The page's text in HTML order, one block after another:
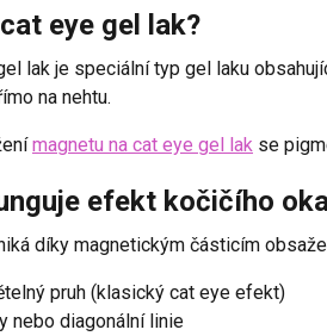
eye gel lak?
lak je speciální typ gel laku
na nehtu.
magnetu na cat eye gel lakse
efekt kočičího
díky magnetickým částicím
pruh (klasický cat eye efekt)
nebo diagonální linie